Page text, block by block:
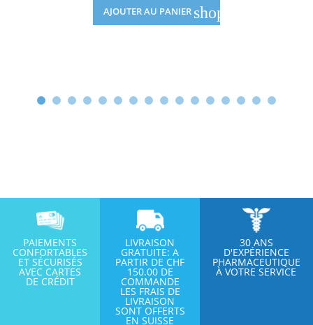
AJOUTER AU PANIER shopping_cart
PAIEMENTS
CONFORTABLES
ET SÉCURISÉS
AVEC CARTES
DE CRÉDIT
LIVRAISON
GRATUITE: A
PARTIR DE CHF
150.00 DE
COMMANDE
LES FRAIS DE
LIVRAISON
SONT OFFERTS
EN SUISSE
30 ANS
D'EXPÉRIENCE
PHARMACEUTIQUE
À VOTRE SERVICE